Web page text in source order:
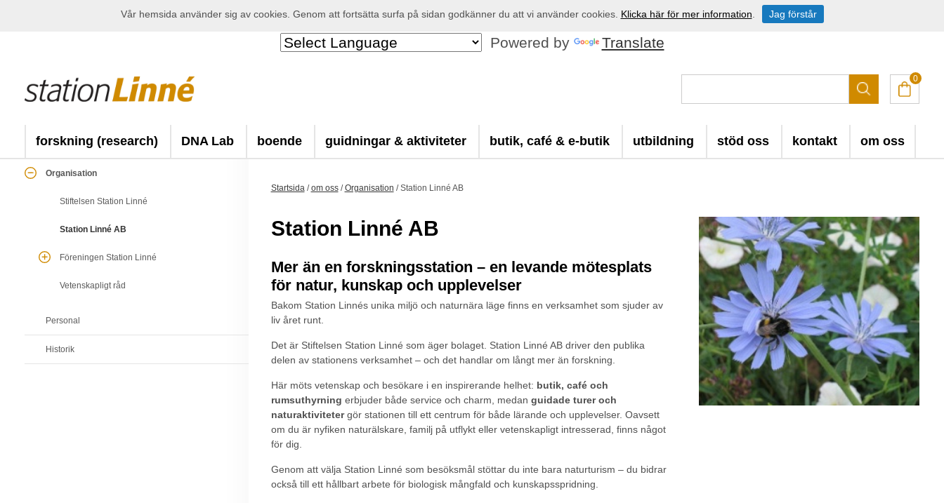
Powered by Translate
0
forskning (research) DNA Lab boende guidningar & aktiviteter butik, café & e-butik utbildning stöd oss kontakt om oss
Organisation
Stiftelsen Station Linné
Station Linné AB
Föreningen Station Linné
Vetenskapligt råd
Personal
Historik
Startsida/om oss/Organisation /Station Linné AB
Station Linné AB
Mer än en forskningsstation – en levande mötesplats
för natur, kunskap och upplevelser
Bakom Station Linnés unika miljö och naturnära läge finns en verksamhet som sjuder av
liv året runt.
Det är Stiftelsen Station Linné som äger bolaget. Station Linné AB driver den publika
delen av stationens verksamhet – och det handlar om långt mer än forskning.
Här möts vetenskap och besökare i en inspirerande helhet: butik, café och
rumsuthyrning erbjuder både service och charm, medan guidade turer och
naturaktivitetergör stationen till ett centrum för både lärande och upplevelser. Oavsett
om du är nyfiken naturälskare, familj på utflykt eller vetenskapligt intresserad, finns något
för dig.
Genom att välja Station Linné som besöksmål stöttar du inte bara naturturism – du bidrar
också till ett hållbart arbete för biologisk mångfald och kunskapsspridning.
Vår hemsida använder sig av cookies. Genom att fortsätta surfa på sidan godkänner du att vi använder cookies. Klicka här för mer information Jag förstår